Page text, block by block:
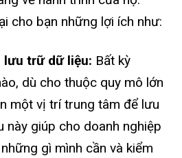
cho bạn những lợi ích như:
trữ dữ liệu: Bất kỳ
dù cho thuộc quy mô lớn
một vị trí trung tâm để lưu
này giúp cho doanh nghiệp
gì mình cần và kiểm